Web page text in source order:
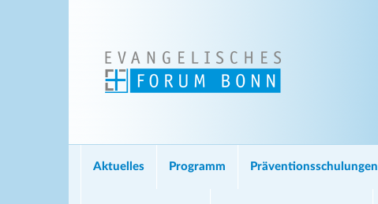
Aktuelles Programm Präventionsschulungen